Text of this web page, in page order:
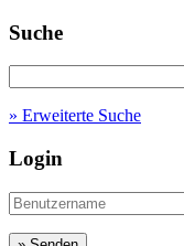
Suche
» Erweiterte Suche
Login